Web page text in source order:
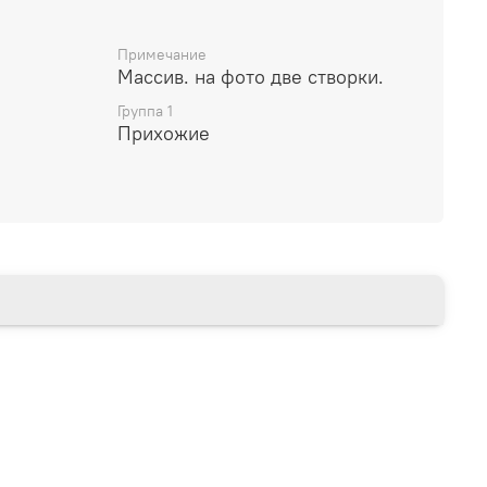
Holz von Euro Diffusio
Примечание
Массив. на фото две створки.
Группа 1
Прихожие